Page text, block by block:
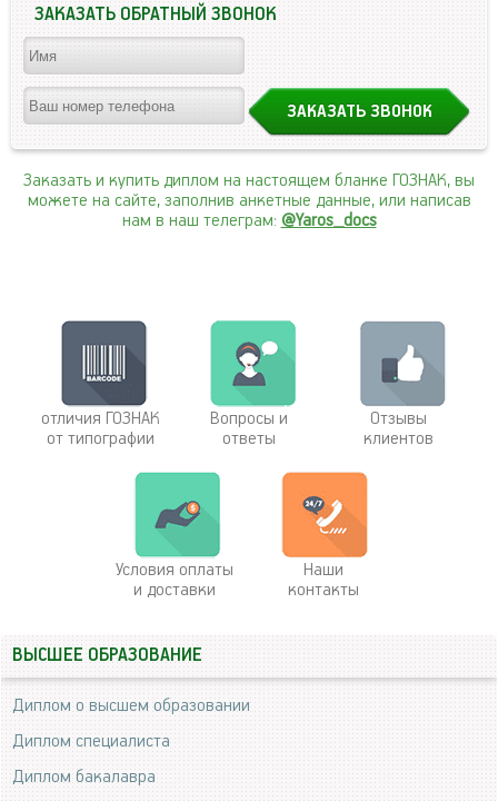
ЗАКАЗАТЬ ОБРАТНЫЙ ЗВОНОК
Заказать и купить диплом на настоящем бланке ГОЗНАК, вы
можете на сайте, заполнив анкетные данные, или написав
нам в наш телеграм: @Yaros_docs
отличия ГОЗНАК
от типографии
Вопросы и
ответы
Отзывы
клиентов
Условия оплаты
и доставки
Наши
контакты
ВЫСШЕЕ ОБРАЗОВАНИЕ
Диплом о высшем образовании
Диплом специалиста
Диплом бакалавра